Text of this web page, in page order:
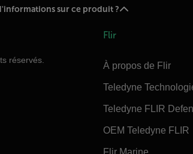
sur ce produit ?
réservés.
Flir
À propos de Flir
Teledyne
Teledyne FLIR
OEM Teledyne FLIR
Flir Marine